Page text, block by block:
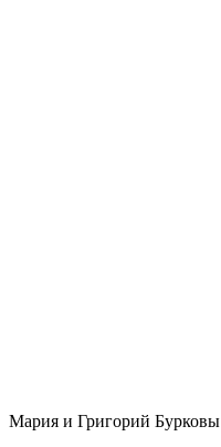
Мария и Григорий Бурковы